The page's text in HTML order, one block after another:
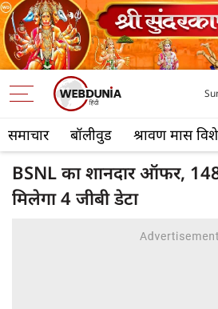
समाचार बॉलीवुड श्रावण मास
BSNL का शानदार ऑफर,
मिलेगा 4 जीबी डेटा